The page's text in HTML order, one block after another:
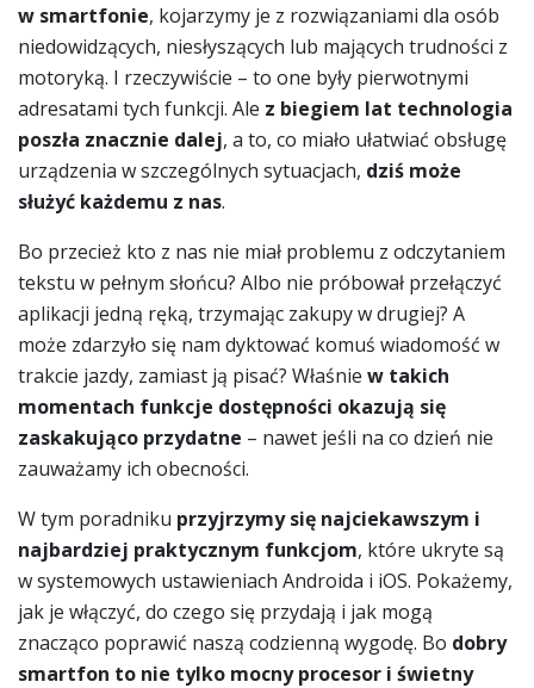
w smartfonie, kojarzymy je z rozwiązaniami dla osób
niedowidzących, niesłyszących lub mających trudności z
motoryką. I rzeczywiście – to one były pierwotnymi
adresatami tych funkcji. Ale z biegiem lat technologia
poszła znacznie dalej, a to, co miało ułatwiać obsługę
urządzenia w szczególnych sytuacjach, dziś może
służyć każdemu z nas.
Bo przecież kto z nas nie miał problemu z odczytaniem
tekstu w pełnym słońcu? Albo nie próbował przełączyć
aplikacji jedną ręką, trzymając zakupy w drugiej? A
może zdarzyło się nam dyktować komuś wiadomość w
trakcie jazdy, zamiast ją pisać? Właśnie w takich
momentach funkcje dostępności okazują się
zaskakująco przydatne – nawet jeśli na co dzień nie
zauważamy ich obecności.
W tym poradniku przyjrzymy się najciekawszym i
najbardziej praktycznym funkcjom, które ukryte są
w systemowych ustawieniach Androida i iOS. Pokażemy,
jak je włączyć, do czego się przydają i jak mogą
znacząco poprawić naszą codzienną wygodę. Bo dobry
smartfon to nie tylko mocny procesor i świetny